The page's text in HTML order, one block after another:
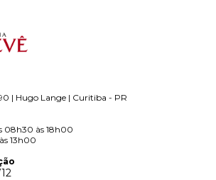
| Hugo Lange | Curitiba - PR
08h30 às 18h00
13h00